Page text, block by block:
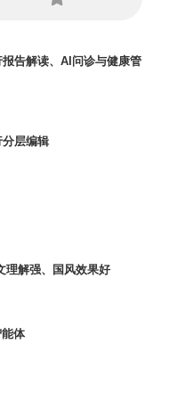
告解读、AI问诊与健康管
层编辑
理解强、国风效果好
体